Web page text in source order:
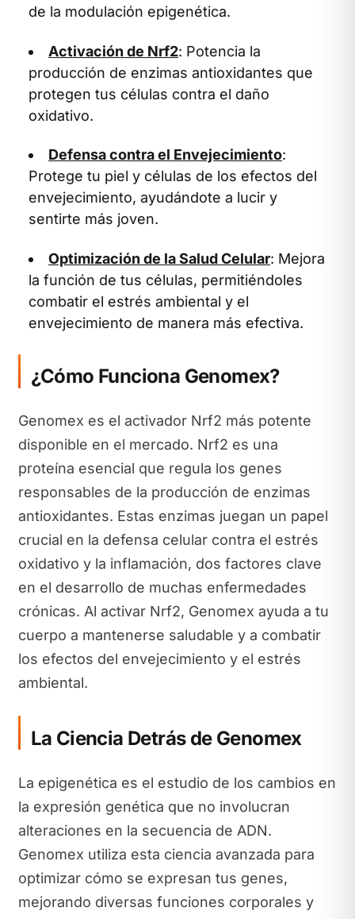
de la modulación epigenética.
Activación de Nrf2: Potencia la
producción de enzimas antioxidantes que
protegen tus células contra el daño
oxidativo.
Defensa contra el Envejecimiento:
Protege tu piel y células de los efectos del
envejecimiento, ayudándote a lucir y
sentirte más joven.
Optimización de la Salud Celular: Mejora
la función de tus células, permitiéndoles
combatir el estrés ambiental y el
envejecimiento de manera más efectiva.
¿Cómo Funciona Genomex?
Genomex es el activador Nrf2 más potente
disponible en el mercado. Nrf2 es una
proteína esencial que regula los genes
responsables de la producción de enzimas
antioxidantes. Estas enzimas juegan un papel
crucial en la defensa celular contra el estrés
oxidativo y la inflamación, dos factores clave
en el desarrollo de muchas enfermedades
crónicas. Al activar Nrf2, Genomex ayuda a tu
cuerpo a mantenerse saludable y a combatir
los efectos del envejecimiento y el estrés
ambiental.
La Ciencia Detrás de Genomex
La epigenética es el estudio de los cambios en
la expresión genética que no involucran
alteraciones en la secuencia de ADN.
Genomex utiliza esta ciencia avanzada para
optimizar cómo se expresan tus genes,
mejorando diversas funciones corporales y